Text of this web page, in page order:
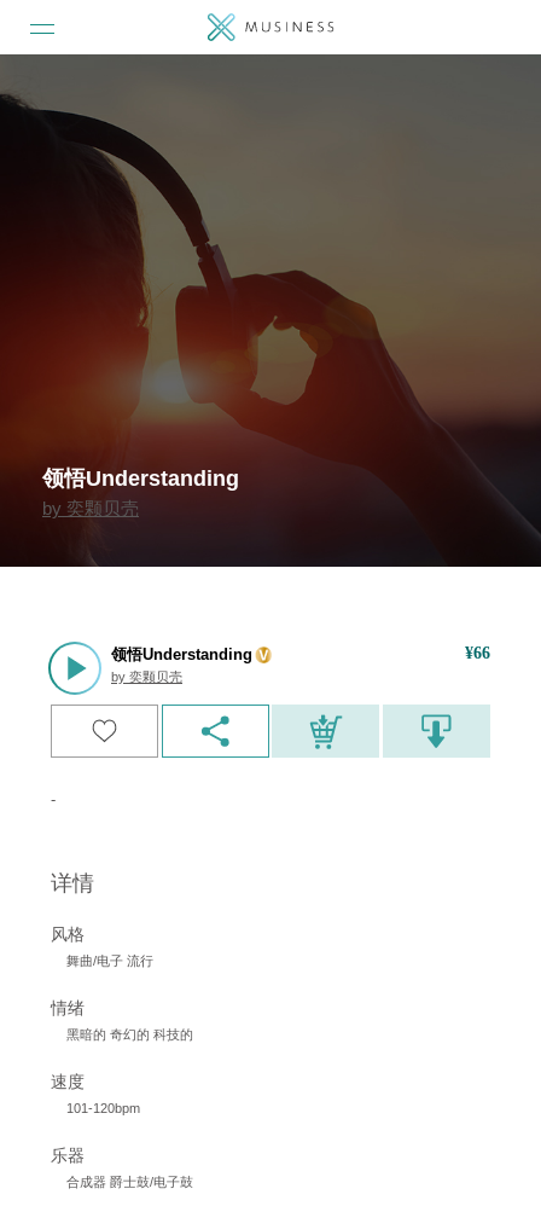
领悟Understanding
by 奕颗贝壳
领悟Understanding
by 奕颗贝壳
¥66
-
详情
风格
舞曲/电子 流行
情绪
黑暗的 奇幻的 科技的
速度
101-120bpm
乐器
合成器 爵士鼓/电子鼓